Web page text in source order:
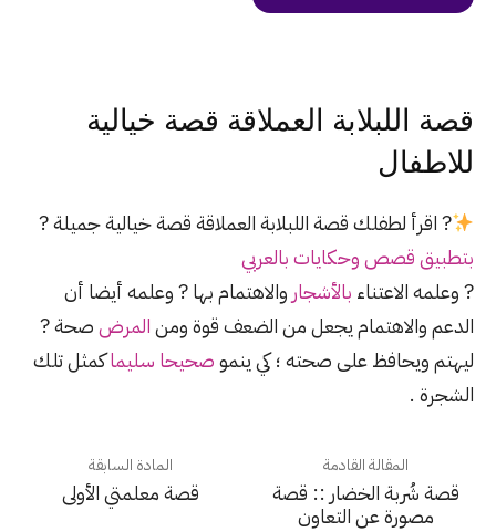
قصة اللبلابة العملاقة قصة خيالية
للاطفال
? اقرأ لطفلك قصة اللبلابة العملاقة قصة خيالية جميلة ?
بتطبيق قصص وحكايات بالعربي
? وعلمه الاعتناء بالأشجار والاهتمام بها ? وعلمه أيضا أن
الدعم والاهتمام يجعل من الضعف قوة ومنالمرضصحة ?
ليهتم ويحافظ على صحته ؛ كي ينموصحيحا سليماكمثل تلك
الشجرة .
المادة السابقة
قصة معلمتي الأولى
المقالة القادمة
قصة شُربة الخضار :: قصة
مصورة عن التعاون